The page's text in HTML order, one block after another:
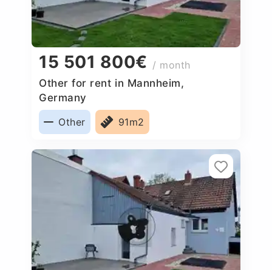
15 501 800€ / month
Other for rent in Mannheim,
Germany
Other
91m2